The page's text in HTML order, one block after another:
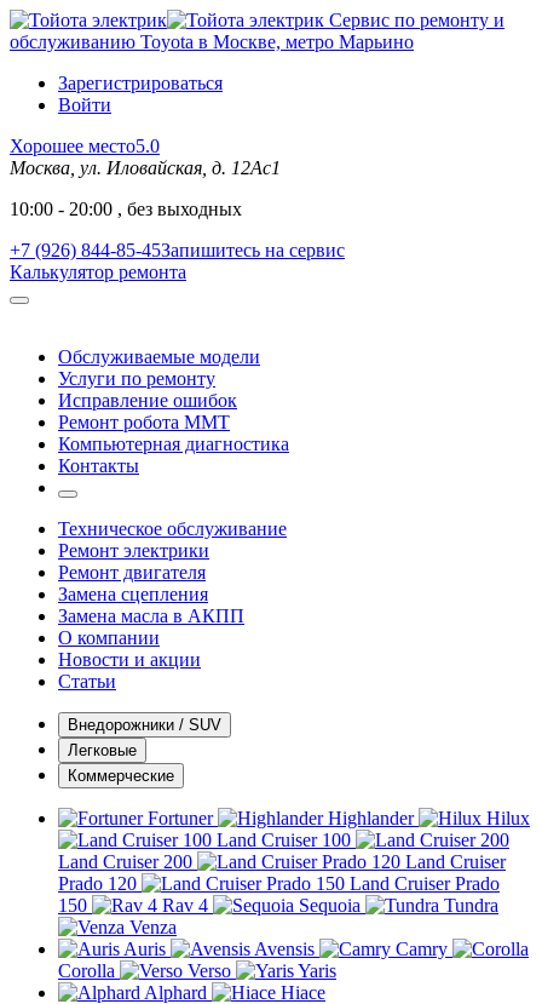
Сервис по ремонту и
обслуживанию Toyota в Москве, метро Марьино
Зарегистрироваться
Войти
Хорошее место5.0
Москва, ул. Иловайская, д. 12Ас1
10:00 - 20:00 , без выходных
+7 (926) 844-85-45Запишитесь на сервис
Калькулятор ремонта
Обслуживаемые модели
Услуги по ремонту
Исправление ошибок
Ремонт робота MMT
Компьютерная диагностика
Контакты
Техническое обслуживание
Ремонт электрики
Ремонт двигателя
Замена сцепления
Замена масла в АКПП
О компании
Новости и акции
Статьи
Внедорожники / SUV
Легковые
Коммерческие
Fortuner Highlander
Hilux
Land Cruiser 100
Land Cruiser 200
Land Cruiser
Prado 120
Land Cruiser Prado
150
Rav 4 Sequoia
Tundra
Venza
Auris
Avensis
Camry
Corolla
Verso
Yaris
Alphard
Hiace